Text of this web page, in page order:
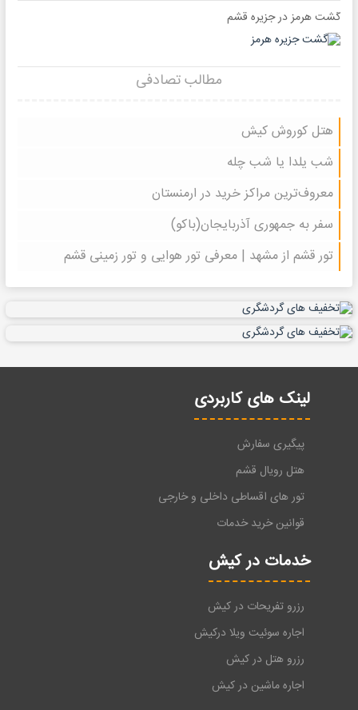
گشت هرمز در جزیره قشم
مطالب تصادفی
هتل کوروش کیش
شب یلدا یا شب چله
معروف‌ترین مراکز خرید در ارمنستان
سفر به جمهوری آذربایجان(باکو)
تور قشم از مشهد | معرفی تور هوایی و تور زمینی قشم
لینک های کاربردی
پیگیری سفارش
هتل رویال قشم
تور های اقساطی داخلی و خارجی
قوانین خرید خدمات
خدمات در کیش
رزرو تفریحات در کیش
اجاره سوئیت ویلا درکیش
رزرو هتل در کیش
اجاره ماشین در کیش